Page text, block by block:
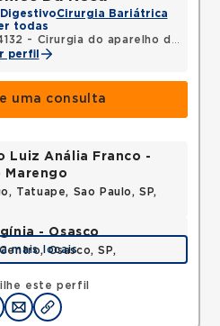
Cirurgia Bariátrica
todas
- Cirurgia do aparelho digestivo
perfil
uma consulta
este perfil
Luiz Anália Franco -
Marengo
Tatuape, Sao Paulo, SP,
- Osasco
Osasco, SP,
mais locais